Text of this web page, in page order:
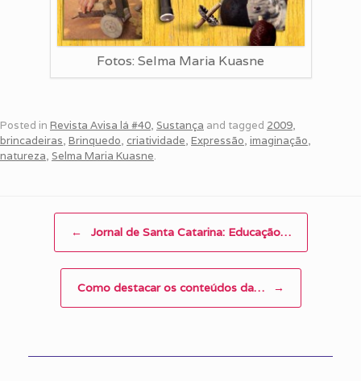
Fotos: Selma Maria Kuasne
Posted in Revista Avisa lá #40, Sustança and tagged 2009,
brincadeiras, Brinquedo, criatividade, Expressão, imaginação,
natureza, Selma Maria Kuasne.
← Jornal de Santa Catarina: Educação…
Como destacar os conteúdos da… →